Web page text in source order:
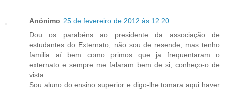
Anónimo 25 de fevereiro de 2012 às 12:20
Dou os parabéns ao presidente da associação de
estudantes do Externato, não sou de resende, mas tenho
familia aí bem como primos que ja frequentaram o
externato e sempre me falaram bem de si, conheço-o de
vista.
Sou aluno do ensino superior e digo-lhe tomara aqui haver